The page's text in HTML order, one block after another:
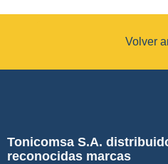
Volver
Tonicomsa S.A.
reconocidas marcas